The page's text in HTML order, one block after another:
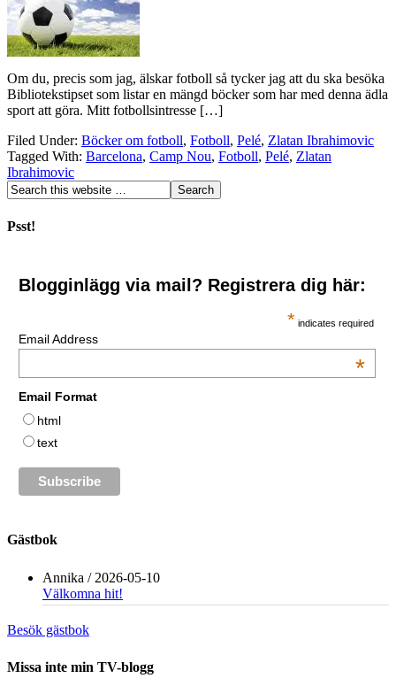
Om du, precis som jag, älskar fotboll så tycker jag att du ska besöka
Bibliotekstipset som listar en mängd böcker som har med denna ädla
sport att göra. Mitt fotbollsintresse […]
Filed Under: Böcker om fotboll, Fotboll, Pelé, Zlatan Ibrahimovic
Tagged With: Barcelona, Camp Nou, Fotboll, Pelé, Zlatan
Ibrahimovic
Psst!
Blogginlägg via mail? Registrera dig här:
* indicates required
Email Address
*
Email Format
html
text
Gästbok
Annika / 2026-05-10
Välkomna hit!
Besök gästbok
Missa inte min TV-blogg